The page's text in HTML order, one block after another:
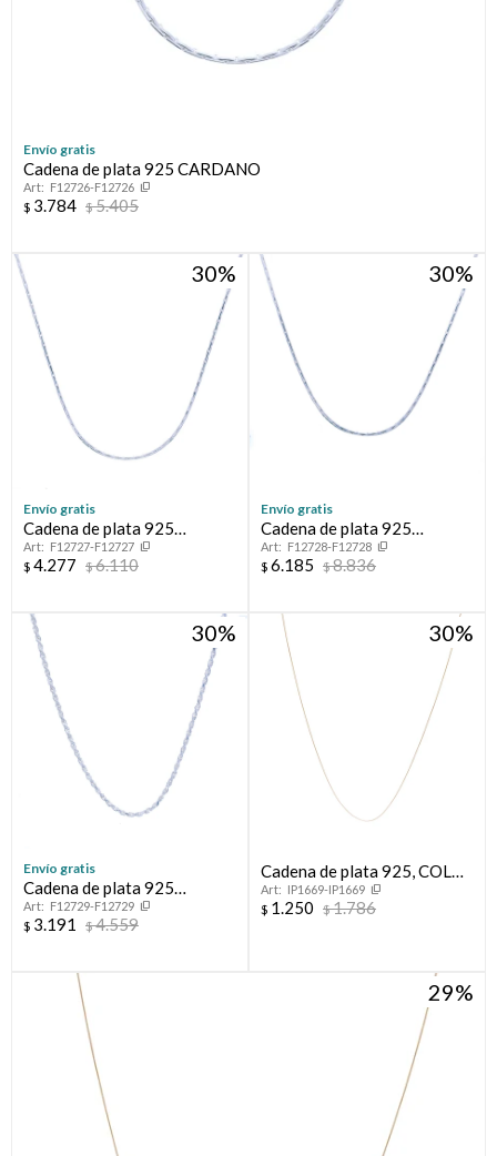
Envío gratis
Cadena de plata 925 CARDANO
F12726-F12726
$ 3.784 $5.405
30
Envío gratis
Cadena de plata 925
CARDANO
F12727-F12727
$ 4.277 $6.110
30
Envío gratis
Cadena de plata 925
CARDANO
F12728-F12728
$ 6.185 $8.836
30
Envío gratis
Cadena de plata 925
TOURBILLON
F12729-F12729
$ 3.191 $4.559
30
Cadena de plata 925, COLA
DE RATON.
IP1669-IP1669
$ 1.250 $1.786
29